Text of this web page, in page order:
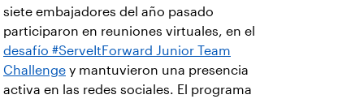
siete embajadores del año pasado
participaron en reuniones virtuales, en el
desafío #ServeItForward Junior Team
Challenge y mantuvieron una presencia
activa en las redes sociales. El programa